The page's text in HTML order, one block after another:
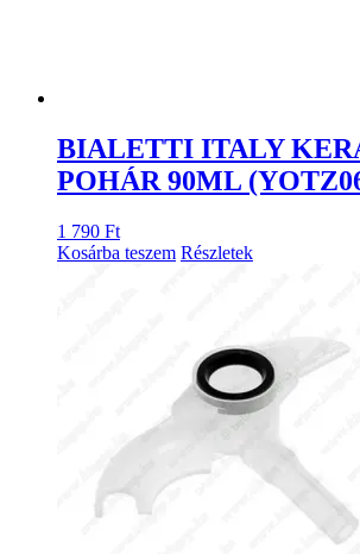
BIALETTI ITALY
POHÁR 90ML
1 790 Ft
Kosárba teszem Részletek